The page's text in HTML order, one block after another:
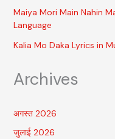
Maiya Mori Main Nahin
Language
Kalia Mo Daka Lyrics in
Archives
अगस्त 2026
जुलाई 2026